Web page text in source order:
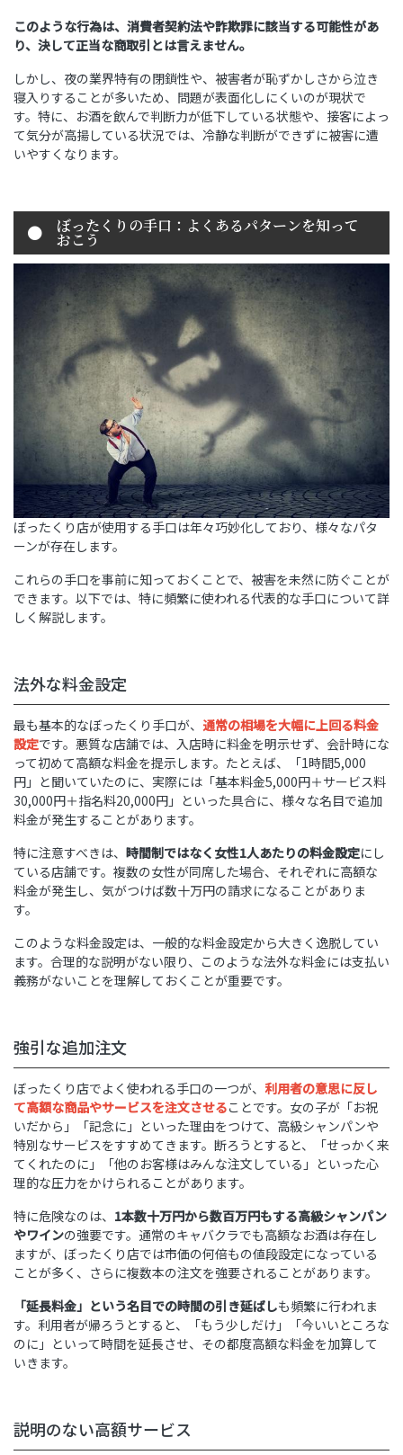
このような行為は、消費者契約法や詐欺罪に該当する可能性があ
り、決して正当な商取引とは言えません。
しかし、夜の業界特有の閉鎖性や、被害者が恥ずかしさから泣き
寝入りすることが多いため、問題が表面化しにくいのが現状で
す。特に、お酒を飲んで判断力が低下している状態や、接客によっ
て気分が高揚している状況では、冷静な判断ができずに被害に遭
いやすくなります。
ぼったくりの手口：よくあるパターンを知って
おこう
ぼったくり店が使用する手口は年々巧妙化しており、様々なパタ
ーンが存在します。
これらの手口を事前に知っておくことで、被害を未然に防ぐことが
できます。以下では、特に頻繁に使われる代表的な手口について詳
しく解説します。
法外な料金設定
最も基本的なぼったくり手口が、 通常の相場を大幅に上回る料金
設定です。悪質な店舗では、入店時に料金を明示せず、会計時にな
って初めて高額な料金を提示します。たとえば、「1時間5,000
円」と聞いていたのに、実際には「基本料金5,000円＋サービス料
30,000円＋指名料20,000円」といった具合に、様々な名目で追加
料金が発生することがあります。
特に注意すべきは、 時間制ではなく女性1人あたりの料金設定にし
ている店舗です。複数の女性が同席した場合、それぞれに高額な
料金が発生し、気がつけば数十万円の請求になることがありま
す。
このような料金設定は、一般的な料金設定から大きく逸脱してい
ます。合理的な説明がない限り、このような法外な料金には支払い
義務がないことを理解しておくことが重要です。
強引な追加注文
ぼったくり店でよく使われる手口の一つが、 利用者の意思に反し
て高額な商品やサービスを注文させることです。女の子が「お祝
いだから」「記念に」といった理由をつけて、高級シャンパンや
特別なサービスをすすめてきます。断ろうとすると、「せっかく来
てくれたのに」「他のお客様はみんな注文している」といった心
理的な圧力をかけられることがあります。
特に危険なのは、 1本数十万円から数百万円もする高級シャンパン
やワインの強要です。通常のキャバクラでも高額なお酒は存在し
ますが、ぼったくり店では市価の何倍もの値段設定になっている
ことが多く、さらに複数本の注文を強要されることがあります。
「延長料金」という名目での時間の引き延ばしも頻繁に行われま
す。利用者が帰ろうとすると、「もう少しだけ」「今いいところな
のに」といって時間を延長させ、その都度高額な料金を加算して
いきます。
説明のない高額サービス